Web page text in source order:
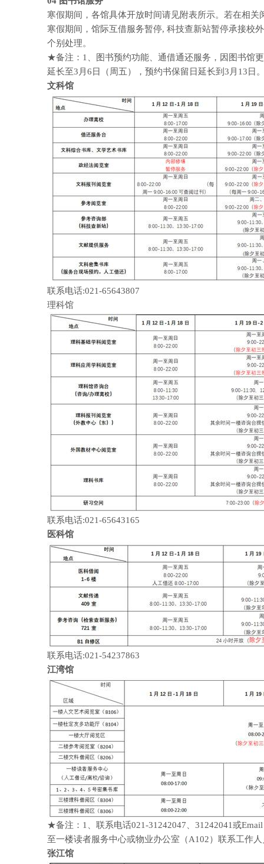
寒假期间，各馆具体开放时间请见附表所示。若在相
寒假期间，馆际互借服务暂停, 科技查新站暂停承接校
个别处理。
★备注：1、图书预约功能、通借通还服务，因图书馆
延长至3月6日（周五），预约书保留日延长到3月13日
文科馆
联系电话:021-65643807
理科馆
联系电话:021-65643165
医科馆
联系电话:021-54237863
江湾馆
★备注：1、联系电话021-31242047、31242041或
至一楼读者服务中心或物业办公室（A102）联系工作
张江馆